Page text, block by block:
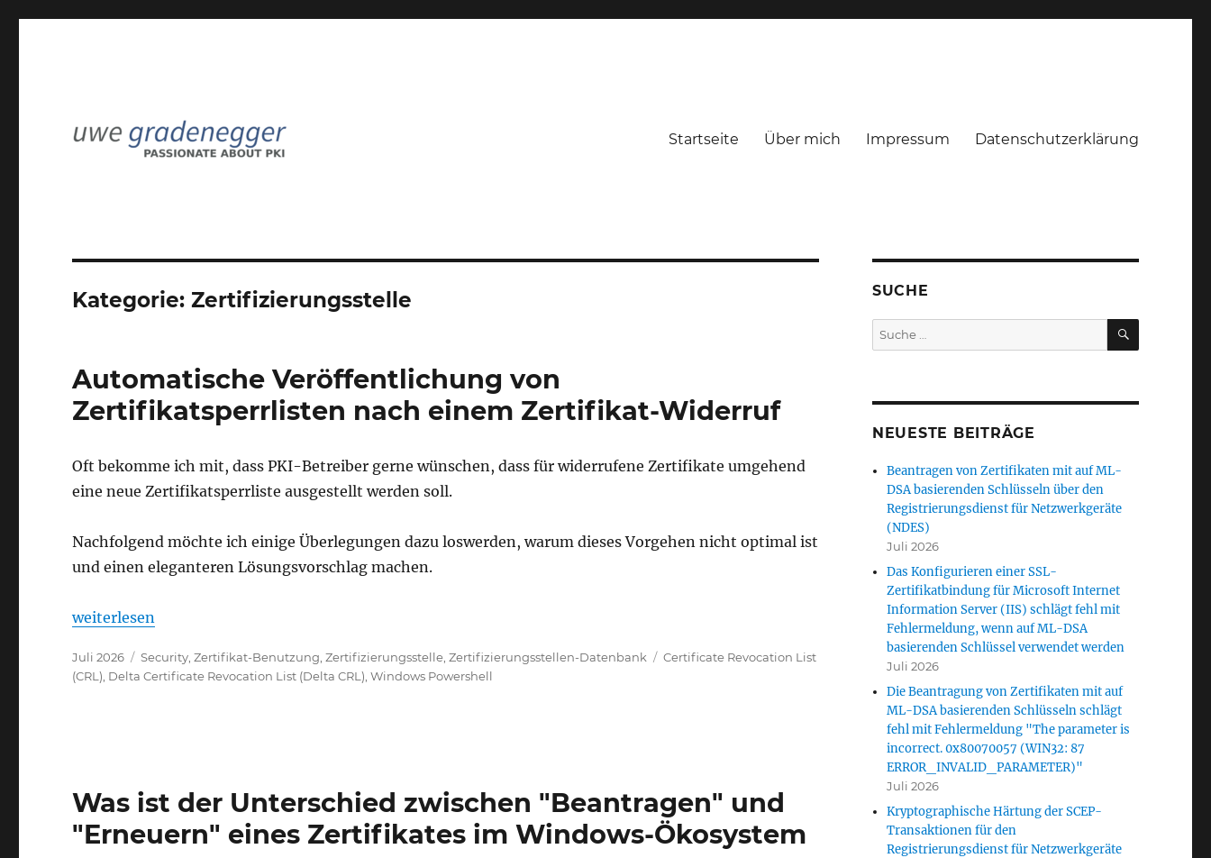
Startseite Über mich Impressum Datenschutzerklärung
Kategorie:Zertifizierungsstelle
Automatische Veröffentlichung von
Zertifikatsperrlisten nach einem Zertifikat-Widerruf
Oft bekomme ich mit, dass PKI-Betreiber gerne wünschen, dass für widerrufene Zertifikate umgehend
eine neue Zertifikatsperrliste ausgestellt werden soll.
Nachfolgend möchte ich einige Überlegungen dazu loswerden, warum dieses Vorgehen nicht optimal ist
und einen eleganteren Lösungsvorschlag machen.
„Automatische Veröffentlichung von Zertifikatsperrlisten nach einem Zertifikat-Widerruf“
weiterlesen
Veröffentlicht
am
Juli 2026 Kategorien
Security ,Zertifikat-Benutzung ,Zertifizierungsstelle ,Zertifizierungsstellen-Datenbank Schlagwörter
Certificate Revocation List
(CRL) Delta Certificate Revocation List (Delta CRL) ,Windows Powershell
Was ist der Unterschied zwischen "Beantragen" und
"Erneuern" eines Zertifikates im Windows-Ökosystem
SUCHE
Suche
nach:
SUCHEN
NEUESTE BEITRÄGE
Beantragen von Zertifikaten mit auf ML-
DSA basierenden Schlüsseln über den
Registrierungsdienst für Netzwerkgeräte
(NDES)
Juli 2026
Das Konfigurieren einer SSL-
Zertifikatbindung für Microsoft Internet
Information Server (IIS) schlägt fehl mit
Fehlermeldung, wenn auf ML-DSA
basierenden Schlüssel verwendet werden
Juli 2026
Die Beantragung von Zertifikaten mit auf
ML-DSA basierenden Schlüsseln schlägt
fehl mit Fehlermeldung "The parameter is
incorrect. 0x80070057 (WIN32: 87
ERROR_INVALID_PARAMETER)"
Juli 2026
Kryptographische Härtung der SCEP-
Transaktionen für den
Registrierungsdienst für Netzwerkgeräte